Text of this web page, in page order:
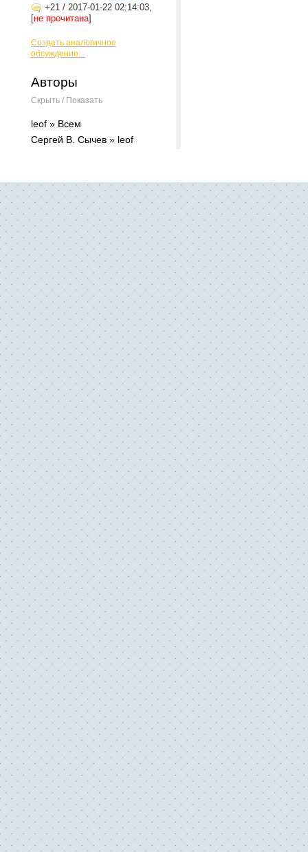
+21 / 2017-01-22 02:14:03,
[не прочитана]
Создать аналогичное
обсуждение...
Авторы
Скрыть / Показать
leof » Всем
Сергей В. Сычев » leof